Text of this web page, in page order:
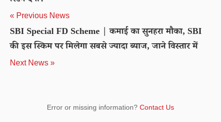
« Previous News
SBI Special FD Scheme | कमाई का सुनहरा मौका, SBI
की इस स्किम पर मिलेगा सबसे ज्यादा ब्याज, जाने विस्तार में
Next News »
Error or missing information? Contact Us